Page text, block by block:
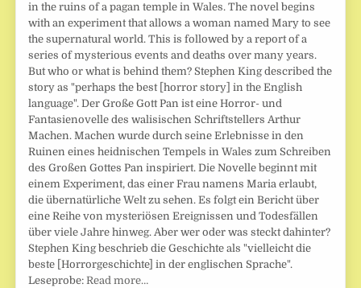
in the ruins of a pagan temple in Wales. The novel begins
with an experiment that allows a woman named Mary to see
the supernatural world. This is followed by a report of a
series of mysterious events and deaths over many years.
But who or what is behind them? Stephen King described the
story as "perhaps the best [horror story] in the English
language". Der Große Gott Pan ist eine Horror- und
Fantasienovelle des walisischen Schriftstellers Arthur
Machen. Machen wurde durch seine Erlebnisse in den
Ruinen eines heidnischen Tempels in Wales zum Schreiben
des Großen Gottes Pan inspiriert. Die Novelle beginnt mit
einem Experiment, das einer Frau namens Maria erlaubt,
die übernatürliche Welt zu sehen. Es folgt ein Bericht über
eine Reihe von mysteriösen Ereignissen und Todesfällen
über viele Jahre hinweg. Aber wer oder was steckt dahinter?
Stephen King beschrieb die Geschichte als "vielleicht die
beste [Horrorgeschichte] in der englischen Sprache".
Leseprobe:Read more…